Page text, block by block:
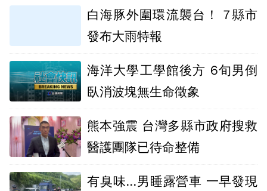
白海豚外圍環流襲台！ 7縣市
發布大雨特報
海洋大學工學館後方 6旬男倒
臥消波塊無生命徵象
熊本強震 台灣多縣市政府搜救
醫護團隊已待命整備
有臭味...男睡露營車 一早發現